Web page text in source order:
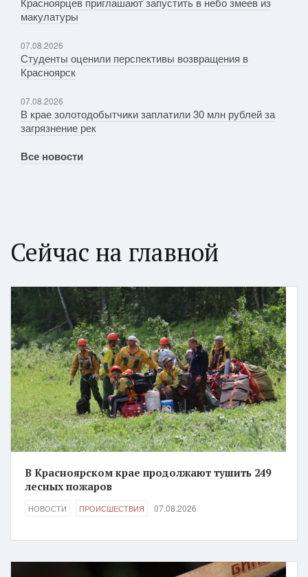
макулатуры
07.08.2026
Студенты оценили перспективы возвращения в
Красноярск
07.08.2026
В крае золотодобытчики заплатили 30 млн рублей за
загрязнение рек
Все новости
Сейчас на главной
В Красноярском крае продолжают тушить 249
лесных пожаров
НОВОСТИ ПРОИСШЕСТВИЯ 07.08.2026